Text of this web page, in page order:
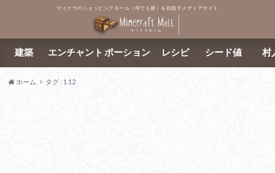
マイクラのショッピングモール（何でも屋）を目指すメディアサイト
建築 エンチャント ポーション レシピ シード値 村
ホーム タグ : 1.12